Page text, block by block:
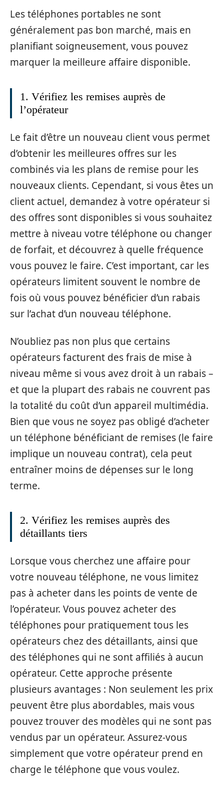
Les téléphones portables ne sont
généralement pas bon marché, mais en
planifiant soigneusement, vous pouvez
marquer la meilleure affaire disponible.
1. Vérifiez les remises auprès de
l’opérateur
Le fait d’être un nouveau client vous permet
d’obtenir les meilleures offres sur les
combinés via les plans de remise pour les
nouveaux clients. Cependant, si vous êtes un
client actuel, demandez à votre opérateur si
des offres sont disponibles si vous souhaitez
mettre à niveau votre téléphone ou changer
de forfait, et découvrez à quelle fréquence
vous pouvez le faire. C’est important, car les
opérateurs limitent souvent le nombre de
fois où vous pouvez bénéficier d’un rabais
sur l’achat d’un nouveau téléphone.
N’oubliez pas non plus que certains
opérateurs facturent des frais de mise à
niveau même si vous avez droit à un rabais –
et que la plupart des rabais ne couvrent pas
la totalité du coût d’un appareil multimédia.
Bien que vous ne soyez pas obligé d’acheter
un téléphone bénéficiant de remises (le faire
implique un nouveau contrat), cela peut
entraîner moins de dépenses sur le long
terme.
2. Vérifiez les remises auprès des
détaillants tiers
Lorsque vous cherchez une affaire pour
votre nouveau téléphone, ne vous limitez
pas à acheter dans les points de vente de
l’opérateur. Vous pouvez acheter des
téléphones pour pratiquement tous les
opérateurs chez des détaillants, ainsi que
des téléphones qui ne sont affiliés à aucun
opérateur. Cette approche présente
plusieurs avantages : Non seulement les prix
peuvent être plus abordables, mais vous
pouvez trouver des modèles qui ne sont pas
vendus par un opérateur. Assurez-vous
simplement que votre opérateur prend en
charge le téléphone que vous voulez.